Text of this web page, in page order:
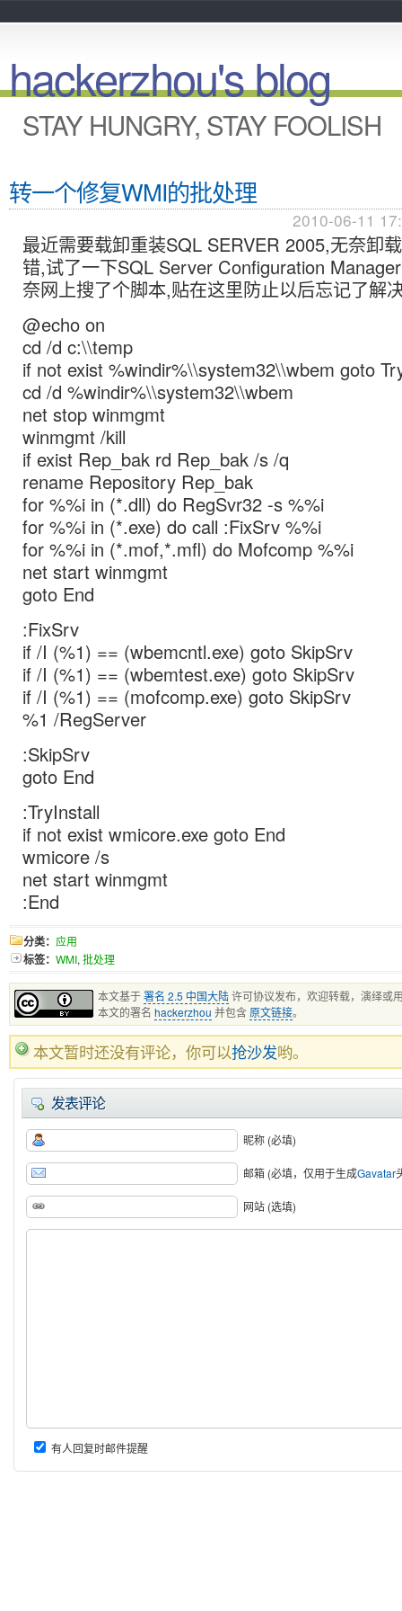
hackerzhou's blog
STAY HUNGRY, STAY FOOLISH
转一个修复WMI的批处理
2010-06-11
最近需要载卸重装SQL SERVER 2005,无奈卸
错,试了一下SQL Server Configuration
奈网上搜了个脚本,贴在这里防止以后忘记了解
@echo on
cd /d c:\\temp
if not exist %windir%\\system32\\wbem goto
cd /d %windir%\\system32\\wbem
net stop winmgmt
winmgmt /kill
if exist Rep_bak rd Rep_bak /s /q
rename Repository Rep_bak
for %%i in (*.dll) do RegSvr32 -s %%i
for %%i in (*.exe) do call :FixSrv %%i
for %%i in (*.mof,*.mfl) do Mofcomp %%i
net start winmgmt
goto End
:FixSrv
if /I (%1) == (wbemcntl.exe) goto SkipSrv
if /I (%1) == (wbemtest.exe) goto SkipSrv
if /I (%1) == (mofcomp.exe) goto SkipSrv
%1 /RegServer
:SkipSrv
goto End
:TryInstall
if not exist wmicore.exe goto End
wmicore /s
net start winmgmt
:End
分类： 应用
标签： WMI, 批处理
本文基于署名 2.5 中国大陆许可协议发布，欢迎转载，演绎或
本文的署名 hackerzhou 并包含 原文链接。
本文暂时还没有评论，你可以抢沙发哟。
发表评论
昵称 (必填)
邮箱 (必填，仅用于生成Gavatar
网站 (选填)
有人回复时邮件提醒